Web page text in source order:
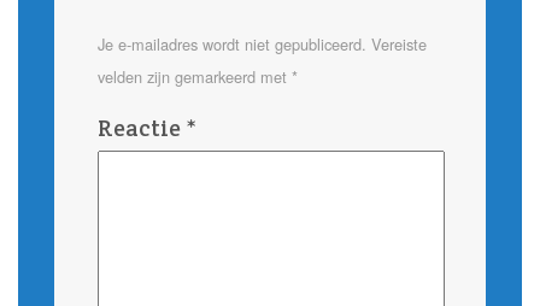
Je e-mailadres wordt niet gepubliceerd. Vereiste
velden zijn gemarkeerd met *
Reactie *